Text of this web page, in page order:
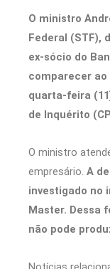
O ministro
Federal (STF),
ex-sócio do
comparecer
quarta-feira
de Inquérito
O ministro
empresário. A
investigado no
Master. Dessa
não pode